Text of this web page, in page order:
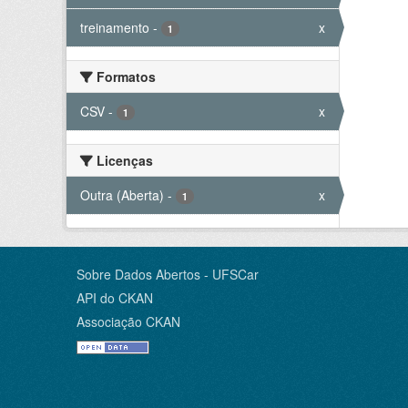
treinamento - 1 x
Formatos
CSV - 1 x
Licenças
Outra (Aberta) - 1 x
Sobre Dados Abertos - UFSCar
API do CKAN
Associação CKAN